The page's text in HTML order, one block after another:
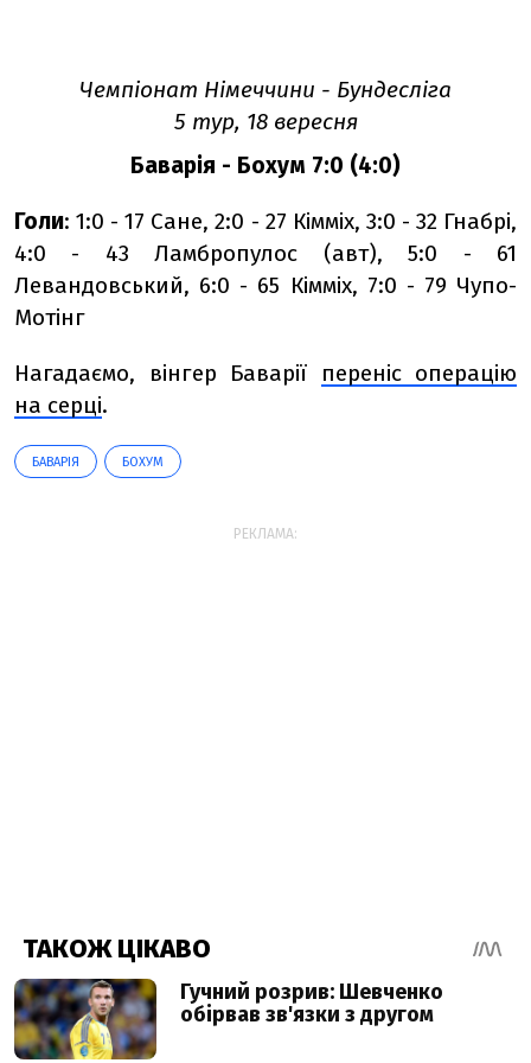
Чемпіонат Німеччини - Бундесліга
5 тур, 18 вересня
Баварія - Бохум 7:0 (4:0)
Голи: 1:0 - 17 Сане, 2:0 - 27 Кімміх, 3:0 - 32 Гнабрі,
4:0 - 43 Ламбропулос (авт), 5:0 - 61
Левандовський, 6:0 - 65 Кімміх, 7:0 - 79 Чупо-
Мотінг
Нагадаємо, вінгер Баварії
переніс операцію
на серці.
БАВАРІЯ БОХУМ
РЕКЛАМА: